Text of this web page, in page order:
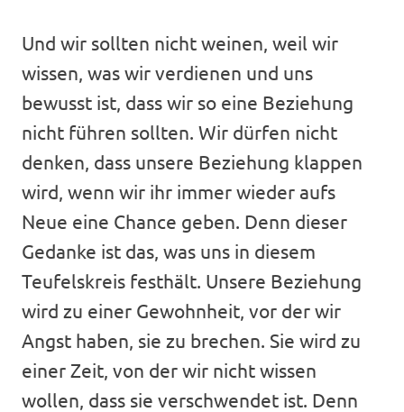
Und wir sollten nicht weinen, weil wir
wissen, was wir verdienen und uns
bewusst ist, dass wir so eine Beziehung
nicht führen sollten. Wir dürfen nicht
denken, dass unsere Beziehung klappen
wird, wenn wir ihr immer wieder aufs
Neue eine Chance geben. Denn dieser
Gedanke ist das, was uns in diesem
Teufelskreis festhält. Unsere Beziehung
wird zu einer Gewohnheit, vor der wir
Angst haben, sie zu brechen. Sie wird zu
einer Zeit, von der wir nicht wissen
wollen, dass sie verschwendet ist. Denn